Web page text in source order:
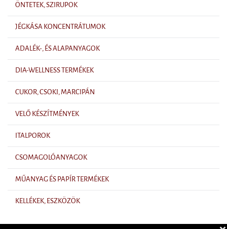
ÖNTETEK, SZIRUPOK
JÉGKÁSA KONCENTRÁTUMOK
ADALÉK-, ÉS ALAPANYAGOK
DIA-WELLNESS TERMÉKEK
CUKOR, CSOKI, MARCIPÁN
VELŐ KÉSZÍTMÉNYEK
ITALPOROK
CSOMAGOLÓANYAGOK
MŰANYAG ÉS PAPÍR TERMÉKEK
KELLÉKEK, ESZKÖZÖK